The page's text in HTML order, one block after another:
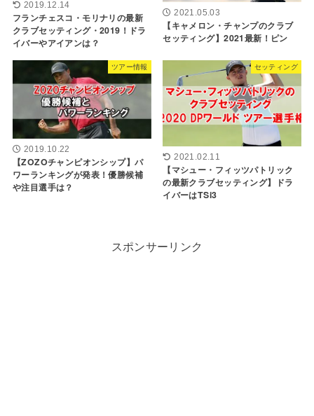
2019.12.14
フランチェスコ・モリナリの最新
クラブセッティング・2019！ドラ
イバーやアイアンは？
2021.05.03
【キャメロン・チャンプのクラブ
セッティング】2021最新！ピン
ツアー情報
2019.10.22
【ZOZOチャンピオンシップ】パ
ワーランキングが発表！優勝候補
や注目選手は？
セッティング
2021.02.11
【マシュー・フィッツパトリック
の最新クラブセッティング】ドラ
イバーはTSi3
スポンサーリンク